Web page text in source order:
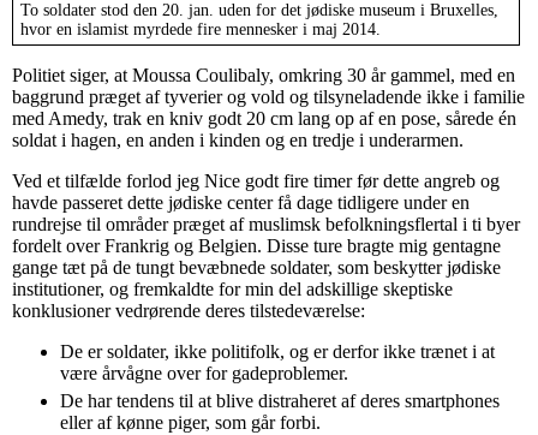
To soldater stod den 20. jan. uden for det jødiske museum i Bruxelles,
hvor en islamist myrdede fire mennesker i maj 2014.
Politiet siger, at Moussa Coulibaly, omkring 30 år gammel, med en
baggrund præget af tyverier og vold og tilsyneladende ikke i familie
med Amedy, trak en kniv godt 20 cm lang op af en pose, sårede én
soldat i hagen, en anden i kinden og en tredje i underarmen.
Ved et tilfælde forlod jeg Nice godt fire timer før dette angreb og
havde passeret dette jødiske center få dage tidligere under en
rundrejse til områder præget af muslimsk befolkningsflertal i ti byer
fordelt over Frankrig og Belgien. Disse ture bragte mig gentagne
gange tæt på de tungt bevæbnede soldater, som beskytter jødiske
institutioner, og fremkaldte for min del adskillige skeptiske
konklusioner vedrørende deres tilstedeværelse:
De er soldater, ikke politifolk, og er derfor ikke trænet i at
være årvågne over for gadeproblemer.
De har tendens til at blive distraheret af deres smartphones
eller af kønne piger, som går forbi.